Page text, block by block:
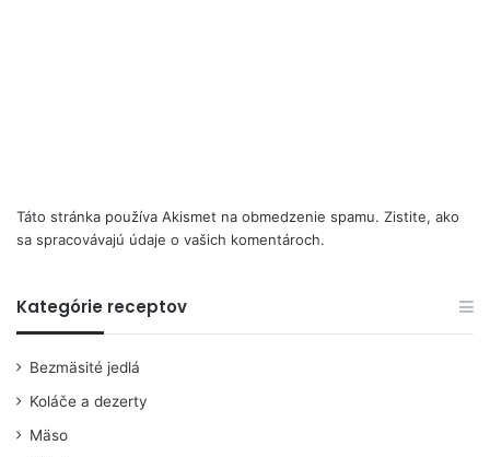
Táto stránka používa Akismet na obmedzenie spamu. Zistite, ako
sa spracovávajú údaje o vašich komentároch.
Kategórie receptov
Bezmäsité jedlá
Koláče a dezerty
Mäso